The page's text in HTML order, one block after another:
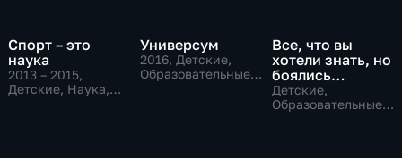
Спорт – это
наука
2013 – 2015,
Детские, Наука,
Универсум
2016, Детские,
Образовательные,
Все, что вы
хотели знать, но
боялись
спросить
Детские,
Образовательные,